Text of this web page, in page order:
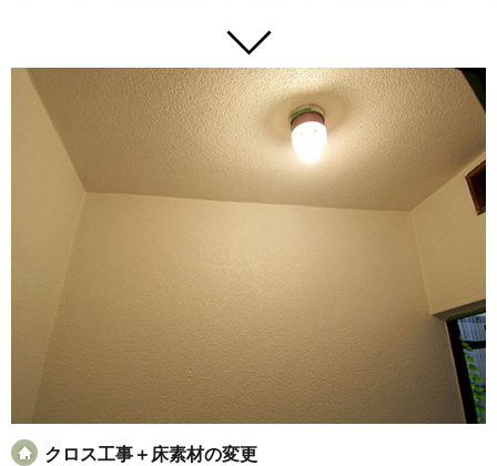
クロス工事＋床素材の変更